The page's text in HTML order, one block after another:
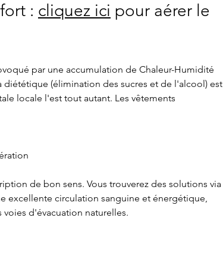
: cliquez ici pour aérer le
par une accumulation de Chaleur-Humidité
diététique (élimination des sucres et de l'alcool) est
locale l'est tout autant. Les vêtements
de bon sens. Vous trouverez des solutions via
excellente circulation sanguine et énergétique,
d'évacuation naturelles.